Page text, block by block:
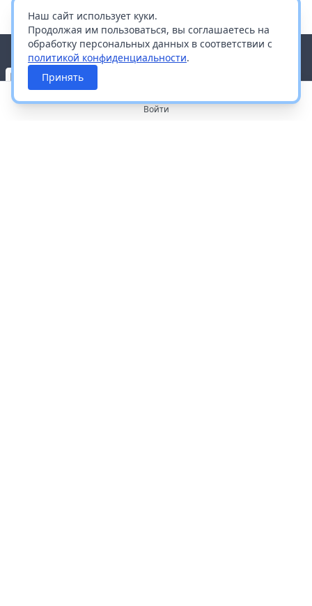
Наш сайт использует куки.
Продолжая им пользоваться, вы соглашаетесь на
обработку персональных данных в соответствии с
политикой конфиденциальности.
Принять
Войти